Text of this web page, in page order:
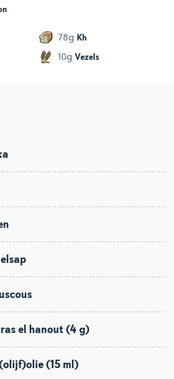
78g Kh
10g Vezels
el hanout (4 g)
(15 ml)